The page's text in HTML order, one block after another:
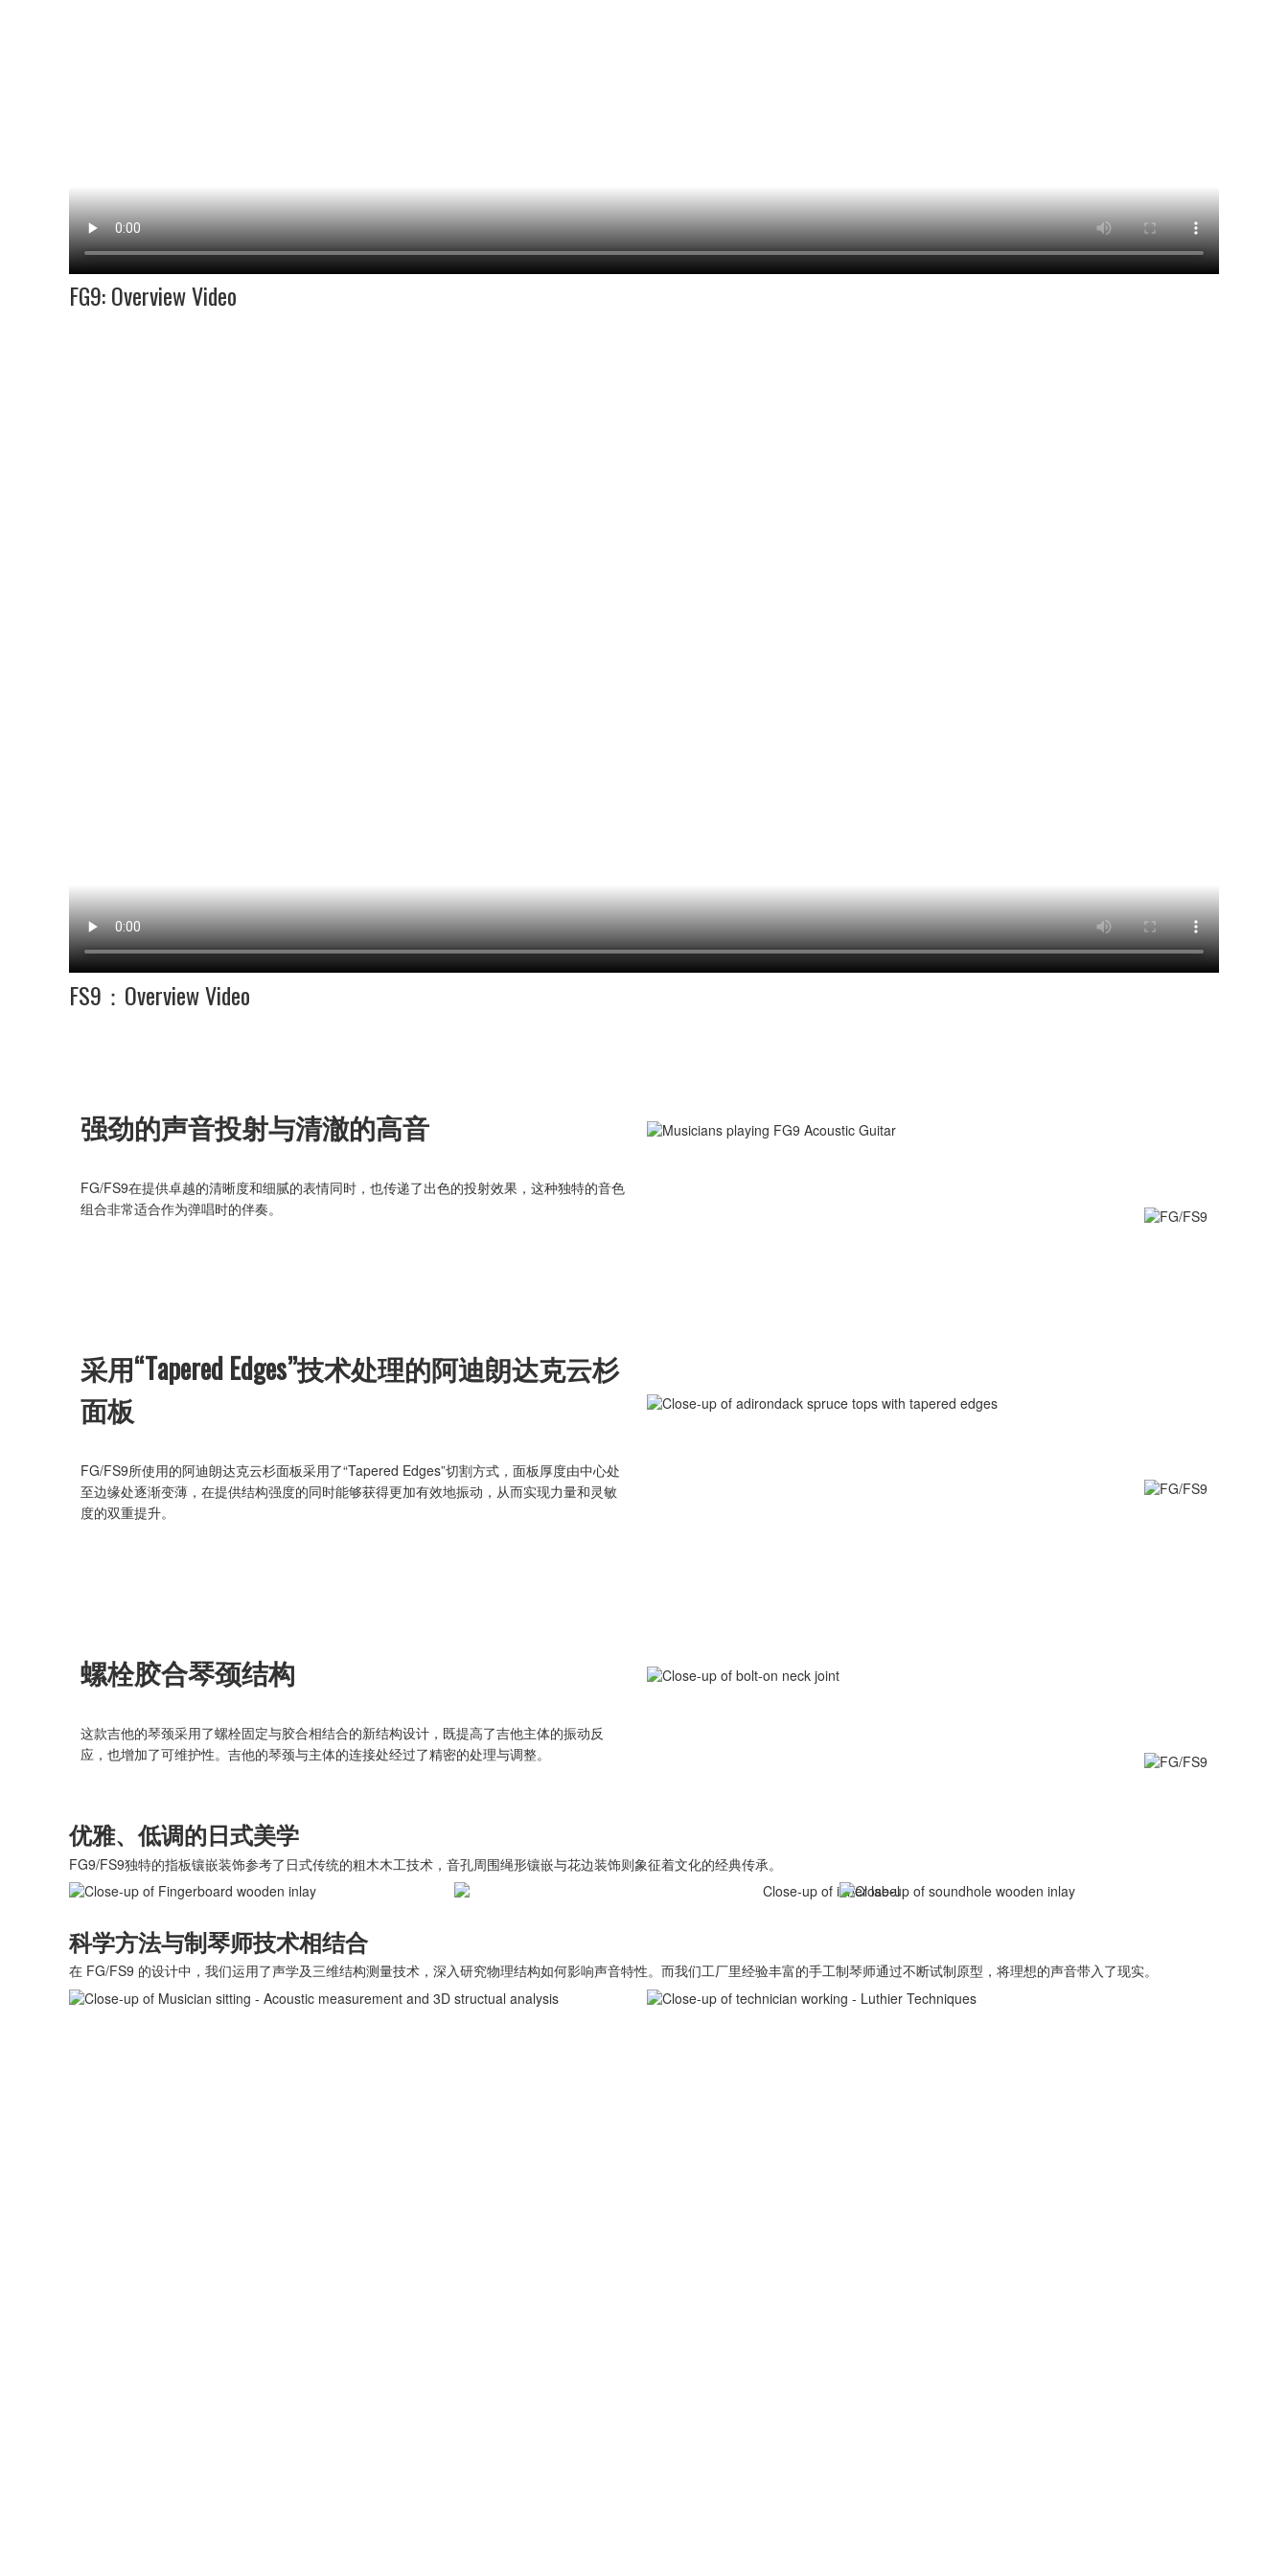
FG9: Overview Video
FS9：Overview Video
强劲的声音投射与清澈的高音
FG/FS9在提供卓越的清晰度和细腻的表情同时，也传递了出色的投射效果，这种独特的音色
组合非常适合作为弹唱时的伴奏。
采用“Tapered Edges”技术处理的阿迪朗达克云杉
面板
FG/FS9所使用的阿迪朗达克云杉面板采用了“Tapered Edges”切割方式，面板厚度由中心处
至边缘处逐渐变薄，在提供结构强度的同时能够获得更加有效地振动，从而实现力量和灵敏
度的双重提升。
螺栓胶合琴颈结构
这款吉他的琴颈采用了螺栓固定与胶合相结合的新结构设计，既提高了吉他主体的振动反
应，也增加了可维护性。吉他的琴颈与主体的连接处经过了精密的处理与调整。
优雅、低调的日式美学
FG9/FS9独特的指板镶嵌装饰参考了日式传统的粗木木工技术，音孔周围绳形镶嵌与花边装饰则象征着文化的经典传承。
科学方法与制琴师技术相结合
在 FG/FS9 的设计中，我们运用了声学及三维结构测量技术，深入研究物理结构如何影响声音特性。而我们工厂里经验丰富的手工制琴师通过不断试制原型，将理想的声音带入了现实。